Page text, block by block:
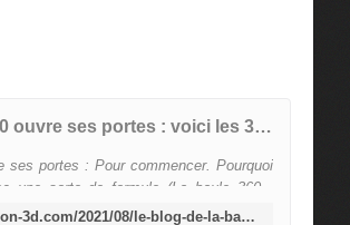
Le Blog de La-Baule-360 ouvre ses portes : voici les 3d-reputation et e-reputation en immobilier, immeubles, syndics et villas - La-Baule-360
ses portes : Pour commencer. Pourquoi
une sorte de formule (La baule 360 .
ou même de nom pour ce ...
https://la-baule-360.reputation-3d.com/2021/08/le-blog-de-la-baule360-ouvre-ses-portes-3d-reputation-et-reputation-3d-ou-encore-e-reputation.html